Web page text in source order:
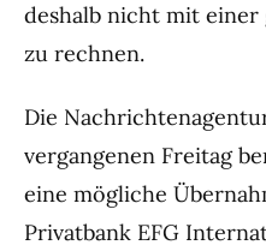
deshalb nicht mit
zu rechnen.
Die
vergangenen Freitag
eine mögliche
Privatbank EFG